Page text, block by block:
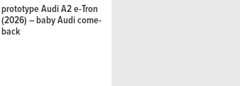
prototype Audi A2 e-Tron
(2026) – baby Audi come-
back